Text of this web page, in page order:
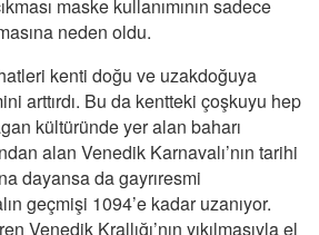
maske kullanımının sadece
neden oldu.
kenti doğu ve uzakdoğuya
arttırdı. Bu da kentteki çoşkuyu hep
kültüründe yer alan baharı
alan Venedik Karnavalı’nın tarihi
dayansa da gayrıresmi
geçmişi 1094’e kadar uzanıyor.
Venedik Krallığı’nın yıkılmasıyla el